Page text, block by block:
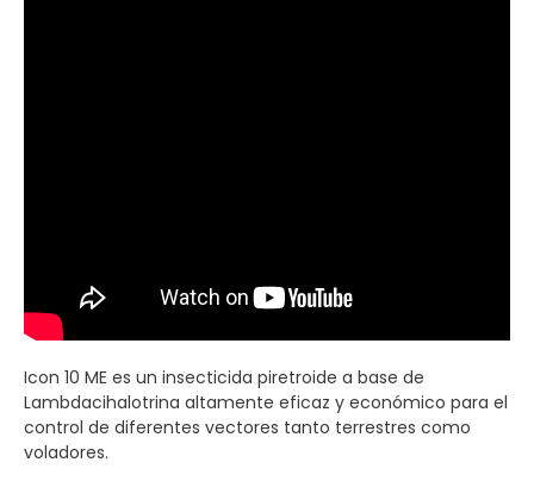
Icon 10 ME es un insecticida piretroide a base de
Lambdacihalotrina altamente eficaz y económico para el
control de diferentes vectores tanto terrestres como
voladores.